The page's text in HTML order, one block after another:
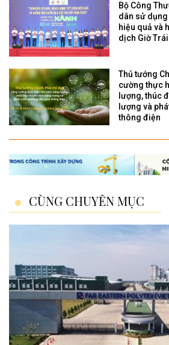
Bộ Công
dân sử
hiệu quả và
dịch Giờ
Thủ tướng
cường thực
lượng, thúc
lượng và
thông điện
CÙNG CHUYÊN MỤC